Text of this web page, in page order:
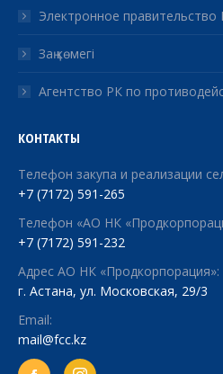
Электронное правительство
Заң көмегі
Агентство РК по
КОНТАКТЫ
Телефон закупа и реализации
+7 (7172) 591-265
Телефон «АО НК
+7 (7172) 591-232
Адрес АО НК «Продкорпорация»:
г. Астана, ул. Московская, 29/3
Email:
mail@fcc.kz